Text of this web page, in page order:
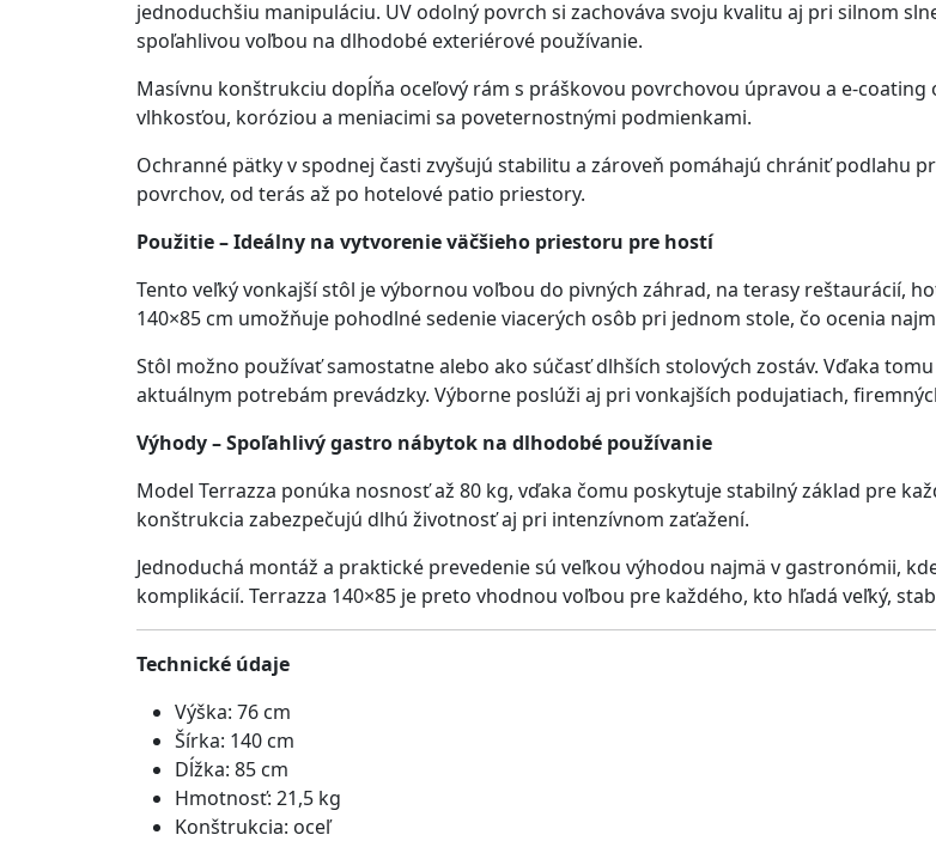
jednoduchšiu manipuláciu. UV odolný povrch si zachováva svoju kvalitu aj pri silnom
spoľahlivou voľbou na dlhodobé exteriérové používanie.
Masívnu konštrukciu dopĺňa oceľový rám s práškovou povrchovou úpravou a e-
vlhkosťou, koróziou a meniacimi sa poveternostnými podmienkami.
Ochranné pätky v spodnej časti zvyšujú stabilitu a zároveň pomáhajú chrániť podlahu
povrchov, od terás až po hotelové patio priestory.
Použitie – Ideálny na vytvorenie väčšieho priestoru pre hostí
Tento veľký vonkajší stôl je výbornou voľbou do pivných záhrad, na terasy reštaurácií,
140×85 cm umožňuje pohodlné sedenie viacerých osôb pri jednom stole, čo ocenia
Stôl možno používať samostatne alebo ako súčasť dlhších stolových zostáv. Vďaka
aktuálnym potrebám prevádzky. Výborne poslúži aj pri vonkajších podujatiach,
Výhody – Spoľahlivý gastro nábytok na dlhodobé používanie
Model Terrazza ponúka nosnosť až 80 kg, vďaka čomu poskytuje stabilný základ pre
konštrukcia zabezpečujú dlhú životnosť aj pri intenzívnom zaťažení.
Jednoduchá montáž a praktické prevedenie sú veľkou výhodou najmä v gastronómii,
komplikácií. Terrazza 140×85 je preto vhodnou voľbou pre každého, kto hľadá veľký,
Technické údaje
Výška: 76 cm
Šírka: 140 cm
Dĺžka: 85 cm
Hmotnosť: 21,5 kg
Konštrukcia: oceľ